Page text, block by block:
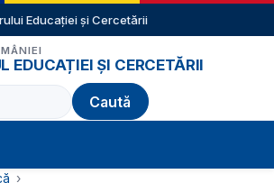
Educației și Cercetării
EDUCAȚIEI ȘI CERCETĂRII